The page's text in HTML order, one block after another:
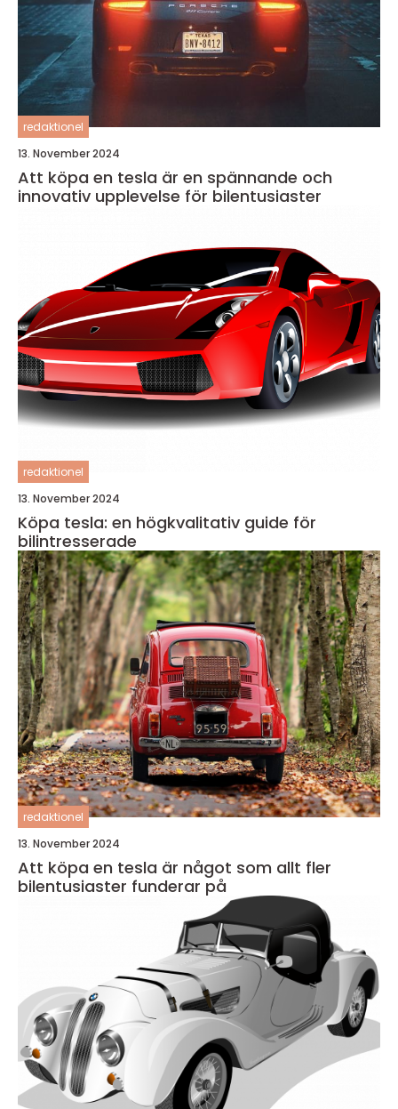
redaktionel
13. November 2024
Att köpa en tesla är en spännande och
innovativ upplevelse för bilentusiaster
redaktionel
13. November 2024
Köpa tesla: en högkvalitativ guide för
bilintresserade
redaktionel
13. November 2024
Att köpa en tesla är något som allt fler
bilentusiaster funderar på